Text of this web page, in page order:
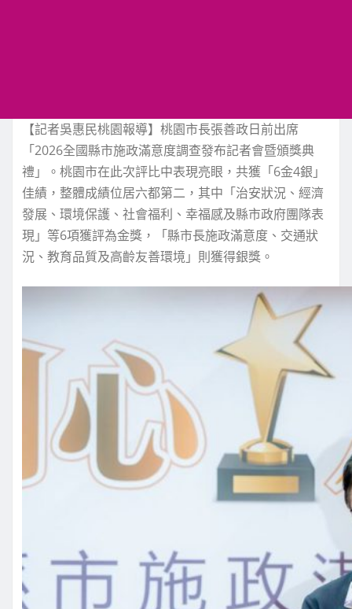
【記者吳惠民桃園報導】桃園市長張善政日前出席
「2026全國縣市施政滿意度調查發布記者會暨頒獎典
禮」。桃園市在此次評比中表現亮眼，共獲「6金4銀」
佳績，整體成績位居六都第二，其中「治安狀況、經濟
發展、環境保護、社會福利、幸福感及縣市政府團隊表
現」等6項獲評為金獎，「縣市長施政滿意度、交通狀
況、教育品質及高齡友善環境」則獲得銀獎。